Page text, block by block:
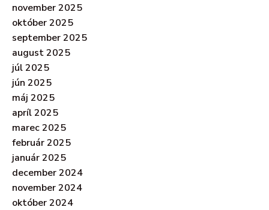
november 2025
október 2025
september 2025
august 2025
júl 2025
jún 2025
máj 2025
apríl 2025
marec 2025
február 2025
január 2025
december 2024
november 2024
október 2024